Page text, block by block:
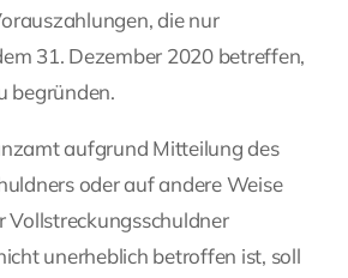
die nur
31. Dezember 2020 betreffen,
begründen.
aufgrund Mitteilung des
oder auf andere Weise
Vollstreckungsschuldner
unerheblich betroffen ist, soll